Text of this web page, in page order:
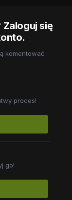
się
komentować
proces!
go!